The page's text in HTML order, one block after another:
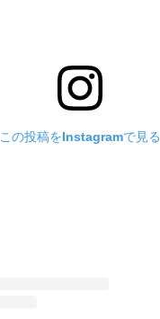
この投稿をInstagramで見る